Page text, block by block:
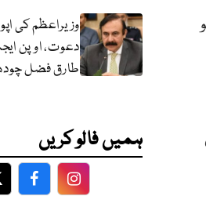
وزیراعظم کی
دعوت، اوپن
طارق فضل
ہمیں فالو کریں
FacebookFacebook